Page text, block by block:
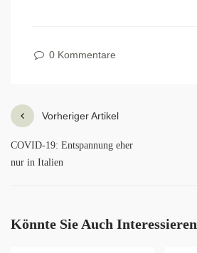
0 Kommentare
Vorheriger Artikel
COVID-19: Entspannung eher
nur in Italien
Könnte Sie Auch Interessieren